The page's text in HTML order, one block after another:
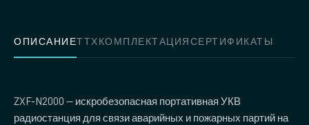
ОПИСАНИЕТТХКОМПЛЕКТАЦИЯСЕРТИФИКАТЫ
ZXF-N2000 — искробезопасная портативная УКВ
радиостанция для связи аварийных и пожарных партий на